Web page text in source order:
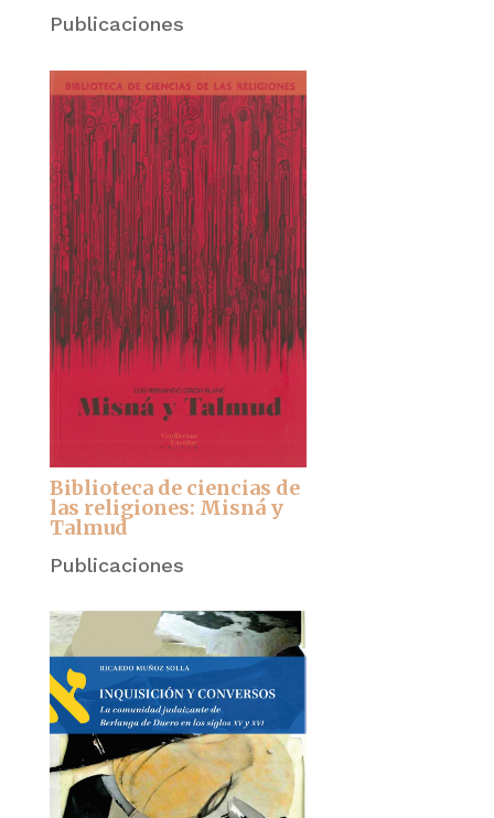
Publicaciones
Biblioteca de ciencias de
las religiones: Misná y
Talmud
Publicaciones